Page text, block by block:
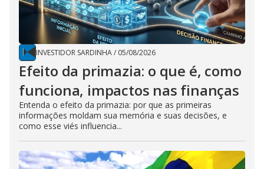
INVESTIDOR SARDINHA/ 05/08/2026
Efeito da primazia: o que é, como
funciona, impactos nas finanças
Entenda o efeito da primazia: por que as primeiras
informações moldam sua memória e suas decisões, e
como esse viés influencia...